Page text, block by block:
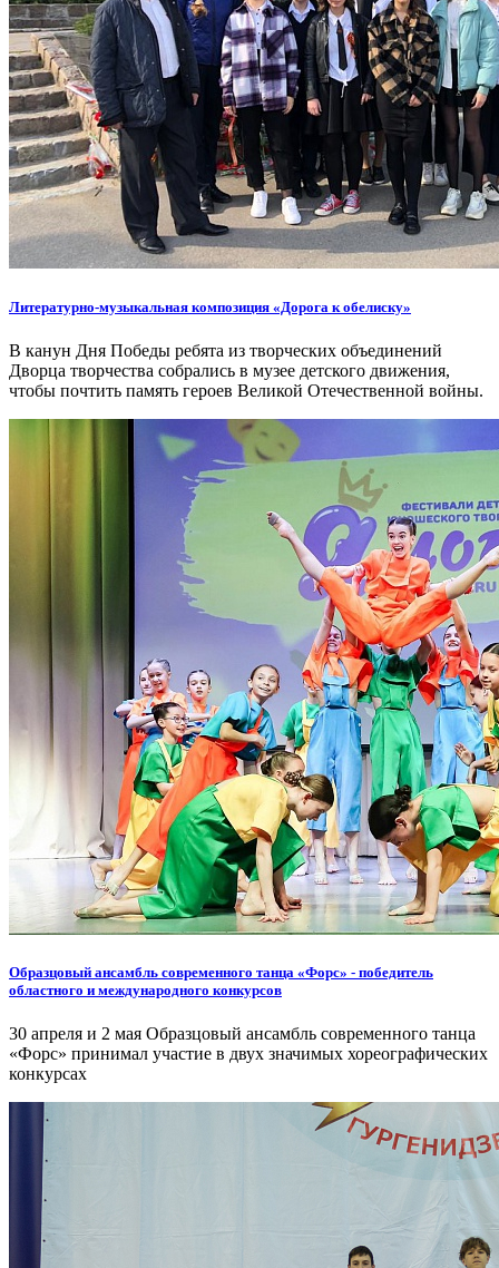
Литературно-музыкальная композиция «Дорога к обелиску»
В канун Дня Победы ребята из творческих объединений
Дворца творчества собрались в музее детского движения,
чтобы почтить память героев Великой Отечественной войны.
Образцовый ансамбль современного танца «Форс» - победитель
областного и международного конкурсов
30 апреля и 2 мая Образцовый ансамбль современного танца
«Форс» принимал участие в двух значимых хореографических
конкурсах